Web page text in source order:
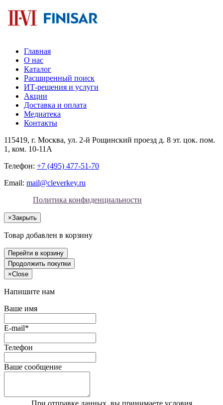
Главная
О нас
Каталог
Расширенный поиск
ИТ-решения и услуги
Акции
Доставка и оплата
Медиатека
Контакты
115419, г. Москва, ул. 2-й Рощинский проезд д. 8 эт. цок. пом.
1, ком. 10-11А
Телефон: +7 (495) 477-51-70
Email: mail@cleverkey.ru
Политика конфиденциальности
×Закрыть
Товар добавлен в корзину
Перейти в корзину
Продолжить покупки
×Close
Напишите нам
Ваше имя
E-mail*
Телефон
Ваше сообщение
При отправке данных, вы принимаете условия